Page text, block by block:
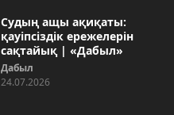
Судың ащы ақиқаты:
қауіпсіздік ережелерін
сақтайық | «Дабыл»
Дабыл
24.07.2026